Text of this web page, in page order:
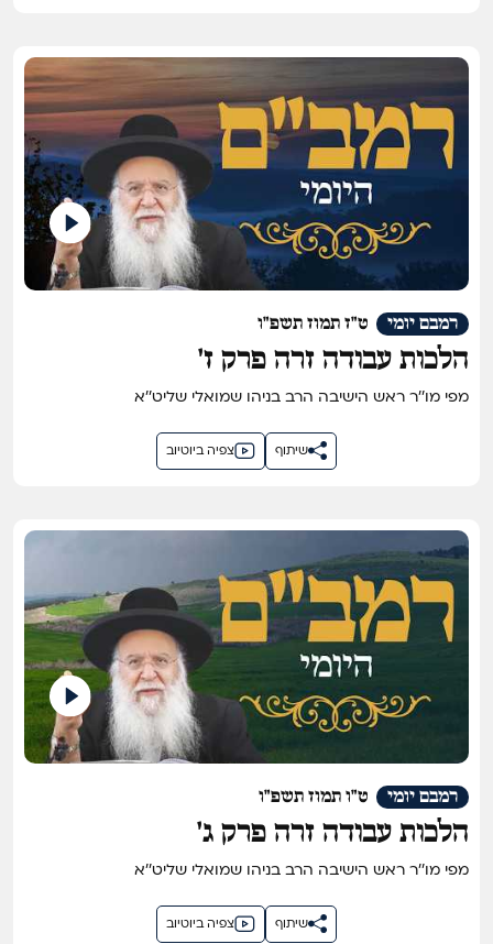
ט"ז תמוז תשפ"ו רמבם יומי
הלכות עבודה זרה פרק ז'
מפי מו''ר ראש הישיבה הרב בניהו שמואלי שליט''א
צפיה ביוטיוב שיתוף
ט"ו תמוז תשפ"ו רמבם יומי
הלכות עבודה זרה פרק ג'
מפי מו''ר ראש הישיבה הרב בניהו שמואלי שליט''א
צפיה ביוטיוב שיתוף